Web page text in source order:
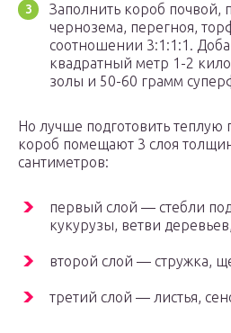
Заполнить короб почвой,
чернозема, перегноя,
соотношении 3:1:1:1.
квадратный метр 1-2
золы и 50-60 грамм
Но лучше подготовить теплую
короб помещают 3 слоя
сантиметров:
первый слой — стебли
кукурузы, ветви
второй слой — стружка,
третий слой — листья,